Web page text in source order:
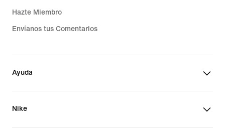
Hazte Miembro
Envíanos tus Comentarios
Ayuda
Nike